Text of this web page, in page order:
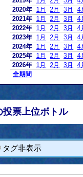
2020年 1月 2月 3月
4
2021年 1月 2月 3月
4
2022年 1月 2月 3月
4
2023年 1月 2月 3月
4
2024年 1月 2月 3月
4
2025年 1月 2月 3月
4
2026年 1月 2月 3月
4
全期間
投票上位ボトル
タグ非表示